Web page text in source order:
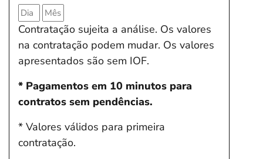
Contratação sujeita a análise. Os valores
na contratação podem mudar. Os valores
apresentados são sem IOF.
* Pagamentos em 10 minutos para
contratos sem pendências.
* Valores válidos para primeira
contratação.